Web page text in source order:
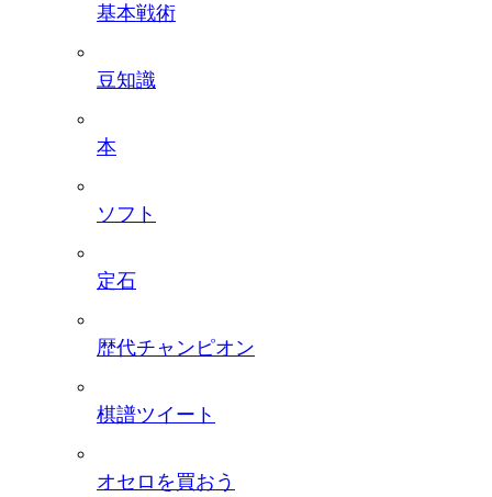
基本戦術
豆知識
本
ソフト
定石
歴代チャンピオン
棋譜ツイート
オセロを買おう